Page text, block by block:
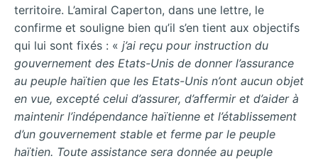
territoire. L’amiral Caperton, dans une lettre, le
confirme et souligne bien qu’il s’en tient aux objectifs
qui lui sont fixés : « j’ai reçu pour instruction du
gouvernement des Etats-Unis de donner l’assurance
au peuple haïtien que les Etats-Unis n’ont aucun objet
en vue, excepté celui d’assurer, d’affermir et d’aider à
maintenir l’indépendance haïtienne et l’établissement
d’un gouvernement stable et ferme par le peuple
haïtien. Toute assistance sera donnée au peuple